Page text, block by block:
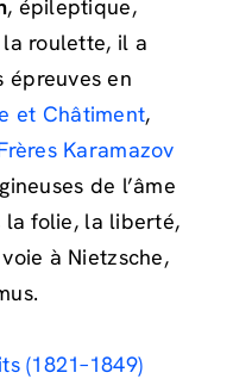
, épileptique,
roulette, il a
épreuves en
et Châtiment,
Karamazov
de l’âme
folie, la liberté,
à Nietzsche,
(1821–1849)